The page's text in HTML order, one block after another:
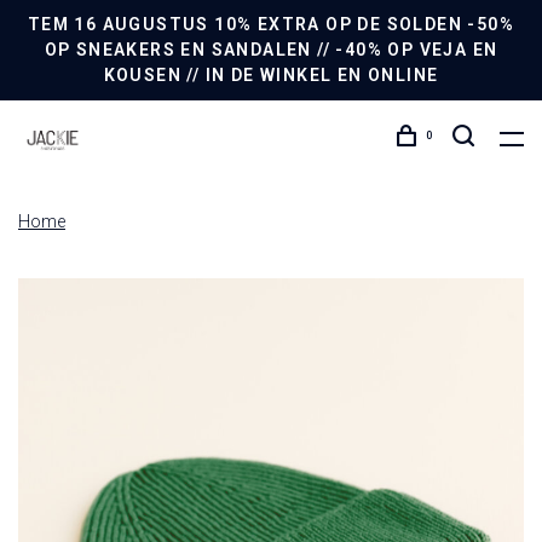
TEM 16 AUGUSTUS 10% EXTRA OP DE SOLDEN -50%
OP SNEAKERS EN SANDALEN // -40% OP VEJA EN
KOUSEN // IN DE WINKEL EN ONLINE
0
Home